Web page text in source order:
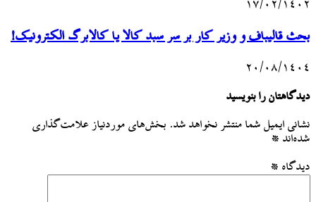
۱۷/۰۲/۱۴۰۲
بحث قالیباف و وزیر کار بر سر سبد کالا یا کالابرگ الکترونیک!
۲۰/۰۸/۱۴۰۴
دیدگاهتان را بنویسید
نشانی ایمیل شما منتشر نخواهد شد. بخش‌های موردنیاز علامت‌گذاری
شده‌اند *
دیدگاه *